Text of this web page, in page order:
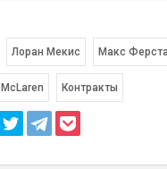
Лоран Мекис Макс
McLaren Контракты